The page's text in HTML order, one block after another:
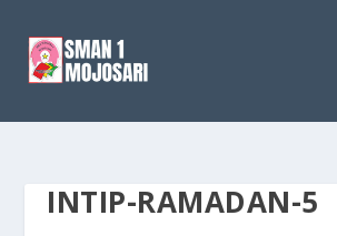
INTIP-RAMADAN-5